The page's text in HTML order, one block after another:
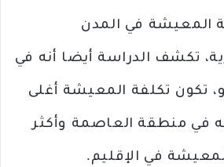
المعيشة في المدن
تكشف الدراسة أيضا أنه في
تكون تكلفة المعيشة أغلى
في منطقة العاصمة وأكثر
في الإقليم.